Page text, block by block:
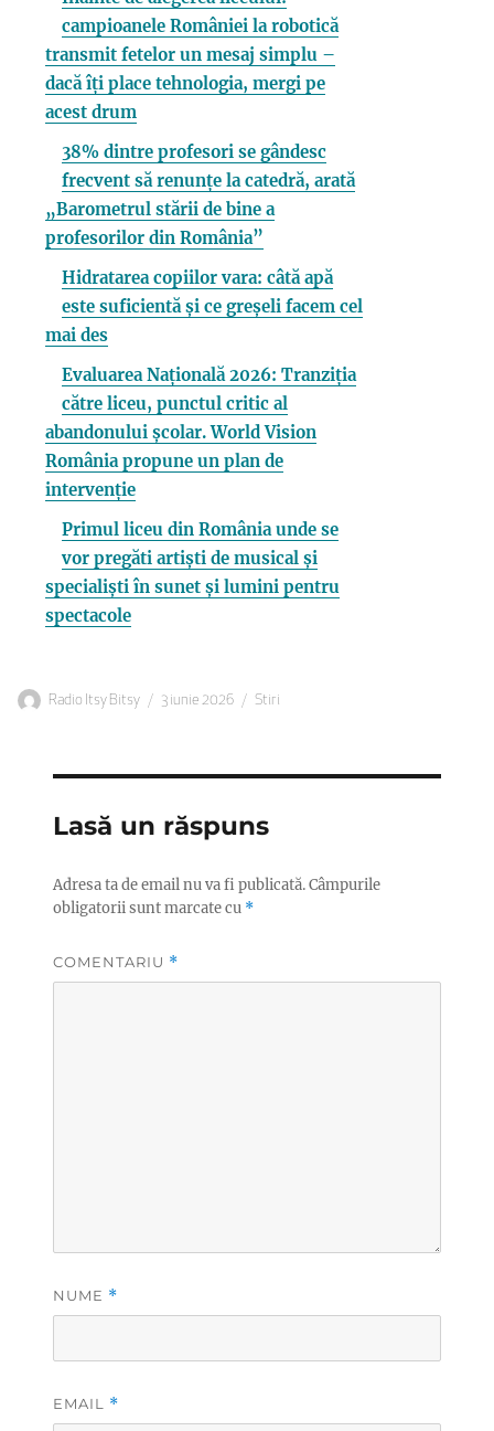
campioanele României la robotică
transmit fetelor un mesaj simplu –
dacă îți place tehnologia, mergi pe
acest drum
38% dintre profesori se gândesc
frecvent să renunțe la catedră, arată
„Barometrul stării de bine a
profesorilor din România”
Hidratarea copiilor vara: câtă apă
este suficientă și ce greșeli facem cel
mai des
Evaluarea Națională 2026: Tranziția
către liceu, punctul critic al
abandonului școlar. World Vision
România propune un plan de
intervenție
Primul liceu din România unde se
vor pregăti artiști de musical și
specialiști în sunet și lumini pentru
spectacole
Autor
Radio Itsy Bitsy
Publicat
3 iunie 2026 Categorii
Stiri
Lasă un răspuns
Adresa ta de email nu va fi publicată.Câmpurile
obligatorii sunt marcate cu *
COMENTARIU *
NUME *
EMAIL *